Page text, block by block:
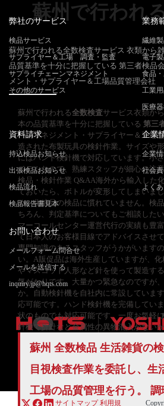
蘇州で行われ
蘇州で行われる全数検査サービス 衣類から
品質基準を十分に把握している 第三者検品
メント・サプライヤー＆工場品質管理会社
蘇州で行われる全数検査サービス衣類か
本の品質基準を十分に把握している 第三
ーンマネジメント・サプライヤー＆工場
造された布製玩具の検針作業。サイズや
にはハンド検針機で対応しています。小
イテムなので、熟練スタッフが細心の注
検品・検針作業 Q&AA海外から輸入した
ておいたら、ボトルが変形してしまいま
め、化粧品の検品に慣れていません。検
ちろん、判定基準についてもご相談した
マーコールセンター運営代行の実績も豊
て日本人のお客様目線でアドバイスさせ
専門知識のあるスタッフがうかがいます
い。A販促品は海外生産していますが、
やマスコット人形など針を使って製造す
気がかりです。大量かつ緊急なのですが
か。自動検針機を自社内に常設していま
応可能です。ハンド検針機を完備してい
状のものでも対応可能です。一度お気軽
針機で折針など金属性の異物混入がない
蘇州 全数検品 生活雑貨の
目視検査作業を委託し、生
工場の品質管理を行う。
弊社のサービス
検品サービス
サプライヤー＆工場 調査・監査
サプライチェーンマネジメント
その他のサービス
業務
繊維
電子
食品
工業
医療
資料請求
持込検品お知らせ
出張検品お知らせ
検品流れ
検品報告書見本
企業
企業
社会
よく
お問い合わせ
メールフォーム問合せ
メールを送信する
inquiry.jp@hqts.com
050-5840-2657
お問
サイトマップ 利用規